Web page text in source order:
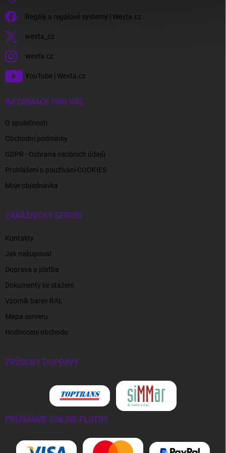
Regály a regálové systémy l Wexta.cz
wexta_cz
wexta.cz
YouTube | Wexta.cz
INFORMACE PRO VÁS
O společnosti
Obchodní podmínky
GDPR - Ochrana osobních údajů
Prohlášení o používání COOKIES
Moje objednávka
ZÁKAZNICKÝ SERVIS
Kontakty
Jak nakupovat
Doprava a platba
Dokumenty ke stažení
Vzorník barev RAL
Mapa serveru
Hodnocení obchodu
ZPŮSOBY DOPRAVY
PŘIJÍMÁME ONLINE PLATBY